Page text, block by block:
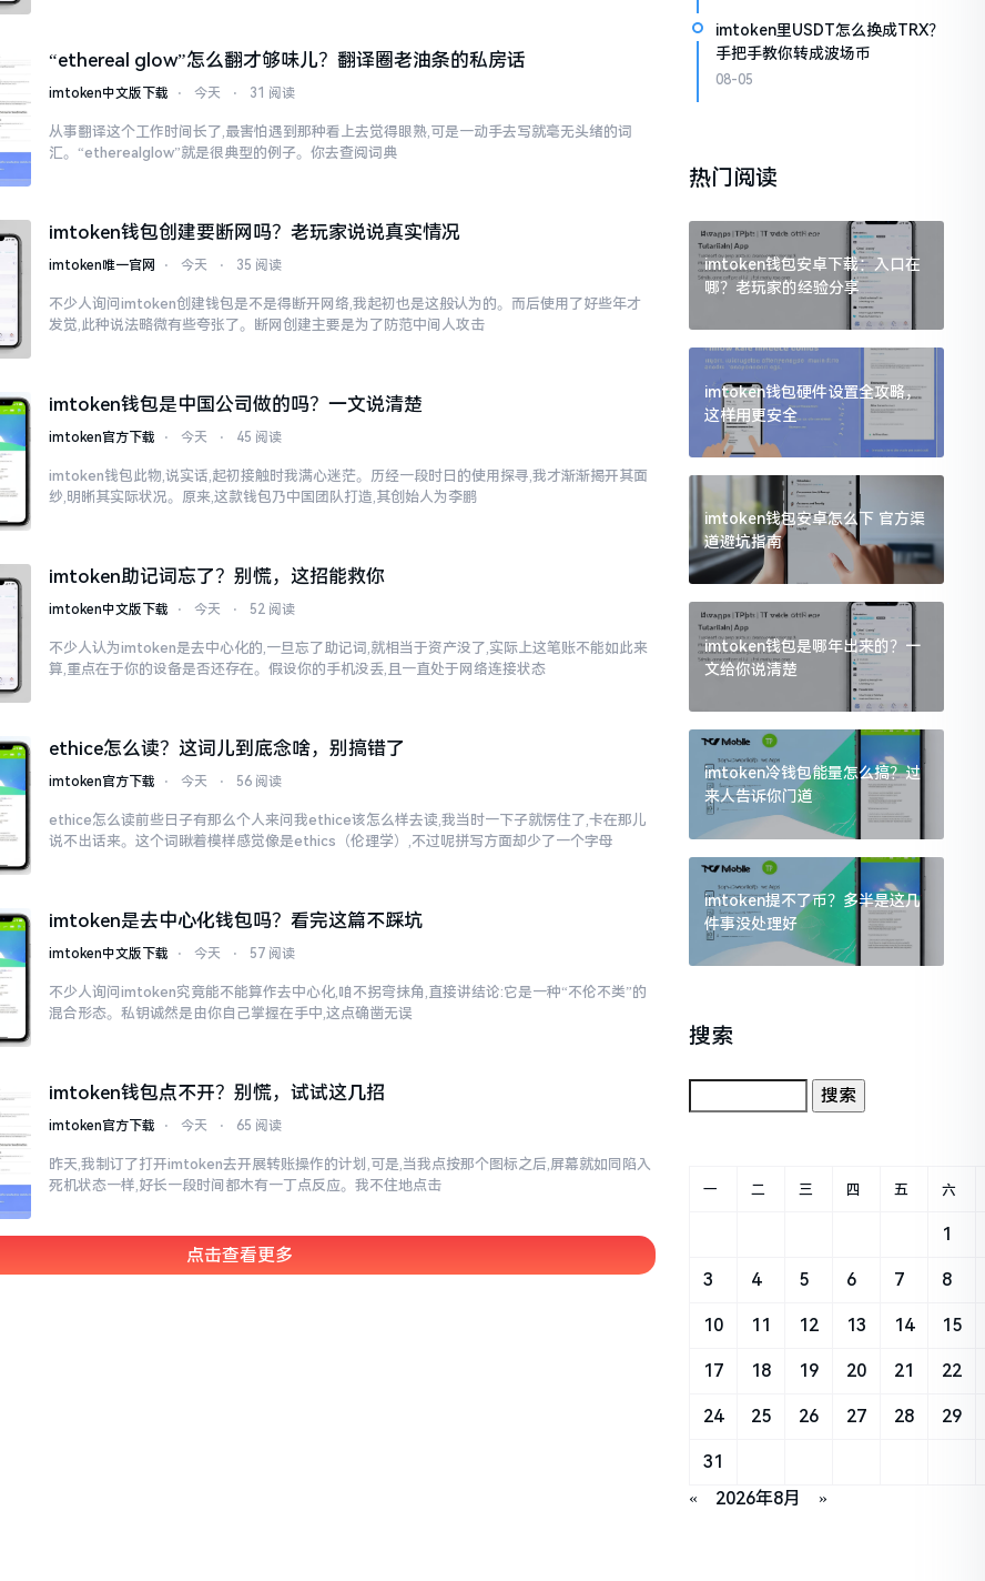
“ethereal glow”怎么翻才够味儿？翻译圈老油条的私房话
imtoken中文版下载 ⋅ 今天 ⋅ 31 阅读
从事翻译这个工作时间长了,最害怕遇到那种看上去觉得眼熟,可是一动手去写就毫无头绪的词
汇。“etherealglow”就是很典型的例子。你去查阅词典
imtoken钱包创建要断网吗？老玩家说说真实情况
imtoken唯一官网 ⋅ 今天 ⋅ 35 阅读
不少人询问imtoken创建钱包是不是得断开网络,我起初也是这般认为的。而后使用了好些年才
发觉,此种说法略微有些夸张了。断网创建主要是为了防范中间人攻击
imtoken钱包是中国公司做的吗？一文说清楚
imtoken官方下载 ⋅ 今天 ⋅ 45 阅读
imtoken钱包此物,说实话,起初接触时我满心迷茫。历经一段时日的使用探寻,我才渐渐揭开其面
纱,明晰其实际状况。原来,这款钱包乃中国团队打造,其创始人为李鹏
imtoken助记词忘了？别慌，这招能救你
imtoken中文版下载 ⋅ 今天 ⋅ 52 阅读
不少人认为imtoken是去中心化的,一旦忘了助记词,就相当于资产没了,实际上这笔账不能如此来
算,重点在于你的设备是否还存在。假设你的手机没丢,且一直处于网络连接状态
ethice怎么读？这词儿到底念啥，别搞错了
imtoken官方下载 ⋅ 今天 ⋅ 56 阅读
ethice怎么读前些日子有那么个人来问我ethice该怎么样去读,我当时一下子就愣住了,卡在那儿
说不出话来。这个词瞅着模样感觉像是ethics（伦理学）,不过呢拼写方面却少了一个字母
imtoken是去中心化钱包吗？看完这篇不踩坑
imtoken中文版下载 ⋅ 今天 ⋅ 57 阅读
不少人询问imtoken究竟能不能算作去中心化,咱不拐弯抹角,直接讲结论:它是一种“不伦不类”的
混合形态。私钥诚然是由你自己掌握在手中,这点确凿无误
imtoken钱包点不开？别慌，试试这几招
imtoken官方下载 ⋅ 今天 ⋅ 65 阅读
昨天,我制订了打开imtoken去开展转账操作的计划,可是,当我点按那个图标之后,屏幕就如同陷入
死机状态一样,好长一段时间都木有一丁点反应。我不住地点击
点击查看更多
imtoken里USDT怎么换成TRX？
手把手教你转成波场币
08-05
热门阅读
imtoken钱包安卓下载：入口在
哪？老玩家的经验分享
imtoken钱包硬件设置全攻略，
这样用更安全
imtoken钱包安卓怎么下 官方渠
道避坑指南
imtoken钱包是哪年出来的？一
文给你说清楚
imtoken冷钱包能量怎么搞？过
来人告诉你门道
imtoken提不了币？多半是这几
件事没处理好
搜索
« 2026年8月 »
一 二 三 四 五 六
1
3 4 5 6 7 8
10 11 12 13 14 15
17 18 19 20 21 22
24 25 26 27 28 29
31